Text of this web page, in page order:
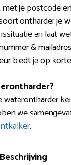
met je postcode
ontharder je
en laat
&
biedt je op
waterontharder
we
.
Beschrijving